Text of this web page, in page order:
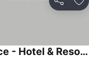
Zdieľať
Villas with Balcony or Terrace - Hotel & Resort Adria Ankaran